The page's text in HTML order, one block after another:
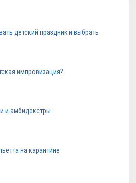
детский праздник и выбрать
импровизация?
и амбидекстры
на карантине